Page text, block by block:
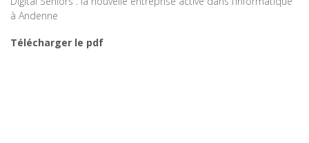
à Andenne
Télécharger le pdf